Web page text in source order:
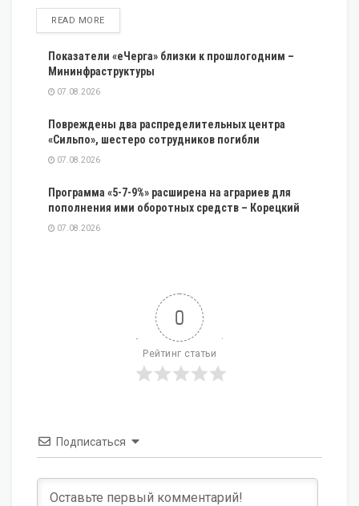
READ MOREDETAILS
Показатели «еЧерга» близки к прошлогодним –
Мининфраструктуры
07.08.2026
Повреждены два распределительных центра
«Сильпо», шестеро сотрудников погибли
07.08.2026
Программа «5-7-9%» расширена на аграриев для
пополнения ими оборотных средств – Корецкий
07.08.2026
0
Рейтинг статьи
Подписаться